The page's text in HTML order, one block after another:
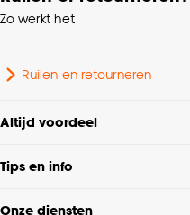
Zo werkt het
Ruilen en retourneren
Altijd voordeel
Tips en info
Onze diensten